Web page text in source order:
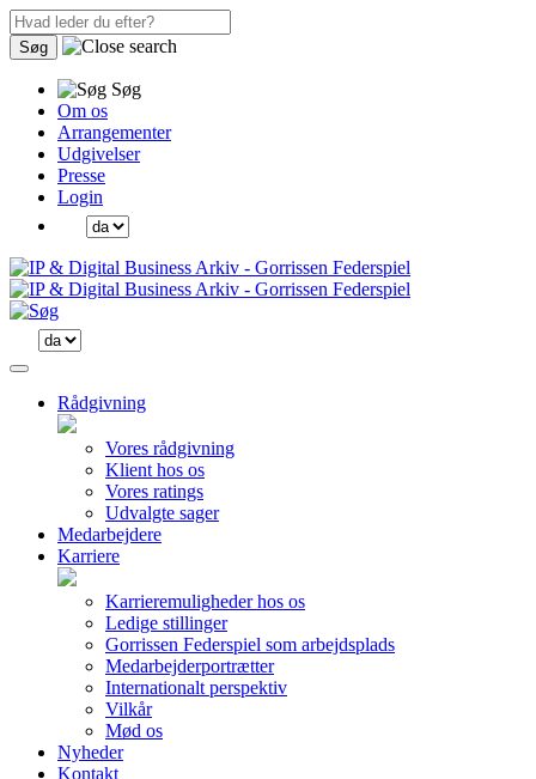
Søg
Søg
Om os
Arrangementer
Udgivelser
Presse
Login
Rådgivning
Vores rådgivning
Klient hos os
Vores ratings
Udvalgte sager
Medarbejdere
Karriere
Karrieremuligheder hos os
Ledige stillinger
Gorrissen Federspiel som arbejdsplads
Medarbejderportrætter
Internationalt perspektiv
Vilkår
Mød os
Nyheder
Kontakt